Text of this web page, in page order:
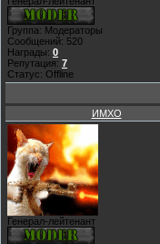
Группа: Модераторы
Сообщений: 520
Награды: 0
Репутация: 7
Статус: Offline
ИМХО
Генерал-лейтенант